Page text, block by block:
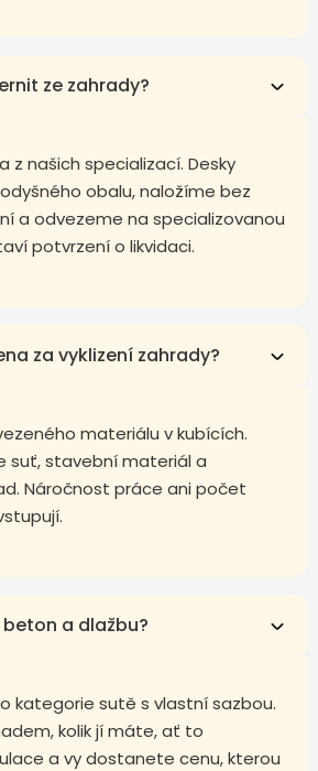
ze zahrady?
z našich specializací. Desky
obalu, naložíme bez
a odvezeme na specializovanou
potvrzení o likvidaci.
za vyklizení zahrady?
materiálu v kubících.
suť, stavební materiál a
Náročnost práce ani počet
a dlažbu?
kategorie sutě s vlastní sazbou.
kolik jí máte, ať to
a vy dostanete cenu, kterou